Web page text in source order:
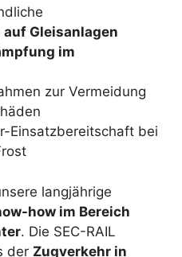
Gleisanlagen
im
zur Vermeidung
Einsatzbereitschaft bei
langjährige
how im Bereich
. Die SEC-RAIL
der Zugverkehr in